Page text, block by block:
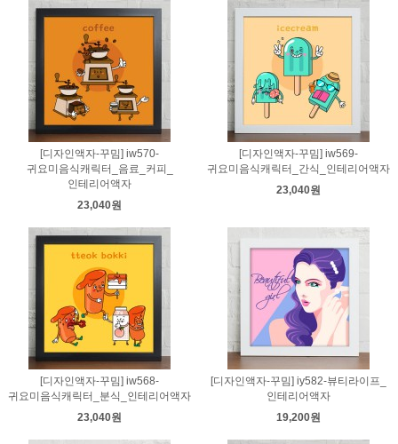
[디자인액자-꾸밈] iw570-
귀요미음식캐릭터_음료_커피_
인테리어액자
23,040원
[디자인액자-꾸밈] iw569-
귀요미음식캐릭터_간식_인테리어액자
23,040원
[디자인액자-꾸밈] iw568-
귀요미음식캐릭터_분식_인테리어액자
23,040원
[디자인액자-꾸밈] iy582-뷰티라이프_
인테리어액자
19,200원